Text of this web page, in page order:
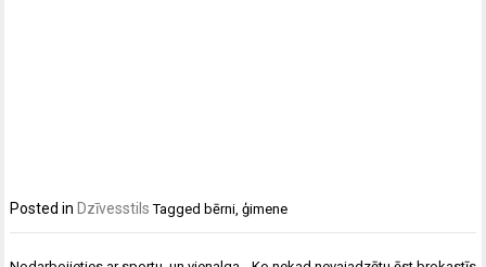
Posted in Dzīvesstils Tagged bērni,ģimene